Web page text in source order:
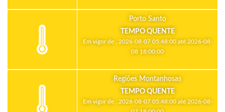
Porto Santo
TEMPO QUENTE
Em vigor de , 2026-08-07 05:48:00 até 2026-08-
08 18:00:00
Regiões Montanhosas
TEMPO QUENTE
Em vigor de , 2026-08-07 05:48:00 até 2026-08-